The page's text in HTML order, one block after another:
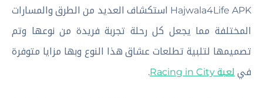
Hajwala4Life APK استكشاف العديد من الطرق والمسارات
المختلفة مما يجعل كل رحلة تجربة فريدة من نوعها وتم
تصميمها لتلبية تطلعات عشاق هذا النوع وبها مزايا متوفرة
في لعبة Racing in City .